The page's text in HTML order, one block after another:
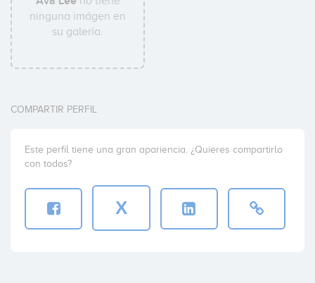
ninguna imágen en
su galería.
COMPARTIR PERFIL
Este perfil tiene una gran apariencia. ¿Quieres compartirlo
con todos?
X